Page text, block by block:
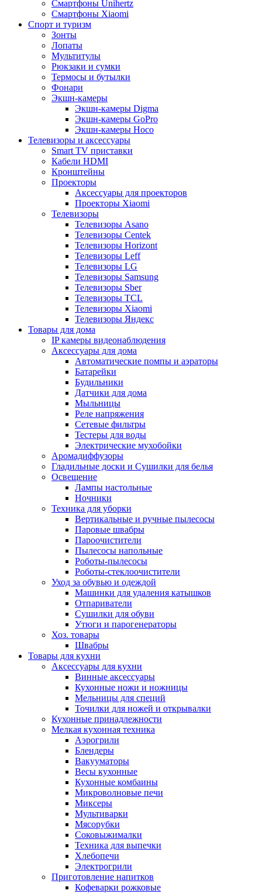
Смартфоны Unihertz
Смартфоны Xiaomi
Спорт и туризм
Зонты
Лопаты
Мультитулы
Рюкзаки и сумки
Термосы и бутылки
Фонари
Экшн-камеры
Экшн-камеры Digma
Экшн-камеры GoPro
Экшн-камеры Hoco
Телевизоры и аксессуары
Smart TV приставки
Кабели HDMI
Кронштейны
Проекторы
Аксессуары для проекторов
Проекторы Xiaomi
Телевизоры
Телевизоры Asano
Телевизоры Centek
Телевизоры Horizont
Телевизоры Leff
Телевизоры LG
Телевизоры Samsung
Телевизоры Sber
Телевизоры TCL
Телевизоры Xiaomi
Телевизоры Яндекс
Товары для дома
IP камеры видеонаблюдения
Аксессуары для дома
Автоматические помпы и аэраторы
Батарейки
Будильники
Датчики для дома
Мыльницы
Реле напряжения
Сетевые фильтры
Тестеры для воды
Электрические мухобойки
Аромадиффузоры
Гладильные доски и Сушилки для белья
Освещение
Лампы настольные
Ночники
Техника для уборки
Вертикальные и ручные пылесосы
Паровые швабры
Пароочистители
Пылесосы напольные
Роботы-пылесосы
Роботы-стеклоочистители
Уход за обувью и одеждой
Машинки для удаления катышков
Отпариватели
Сушилки для обуви
Утюги и парогенераторы
Хоз. товары
Швабры
Товары для кухни
Аксессуары для кухни
Винные аксессуары
Кухонные ножи и ножницы
Мельницы для специй
Точилки для ножей и открывалки
Кухонные принадлежности
Мелкая кухонная техника
Аэрогрили
Блендеры
Вакууматоры
Весы кухонные
Кухонные комбаины
Микроволновые печи
Миксеры
Мультиварки
Мясорубки
Соковыжималки
Техника для выпечки
Хлебопечи
Электрогрили
Приготовление напитков
Кофеварки рожковые